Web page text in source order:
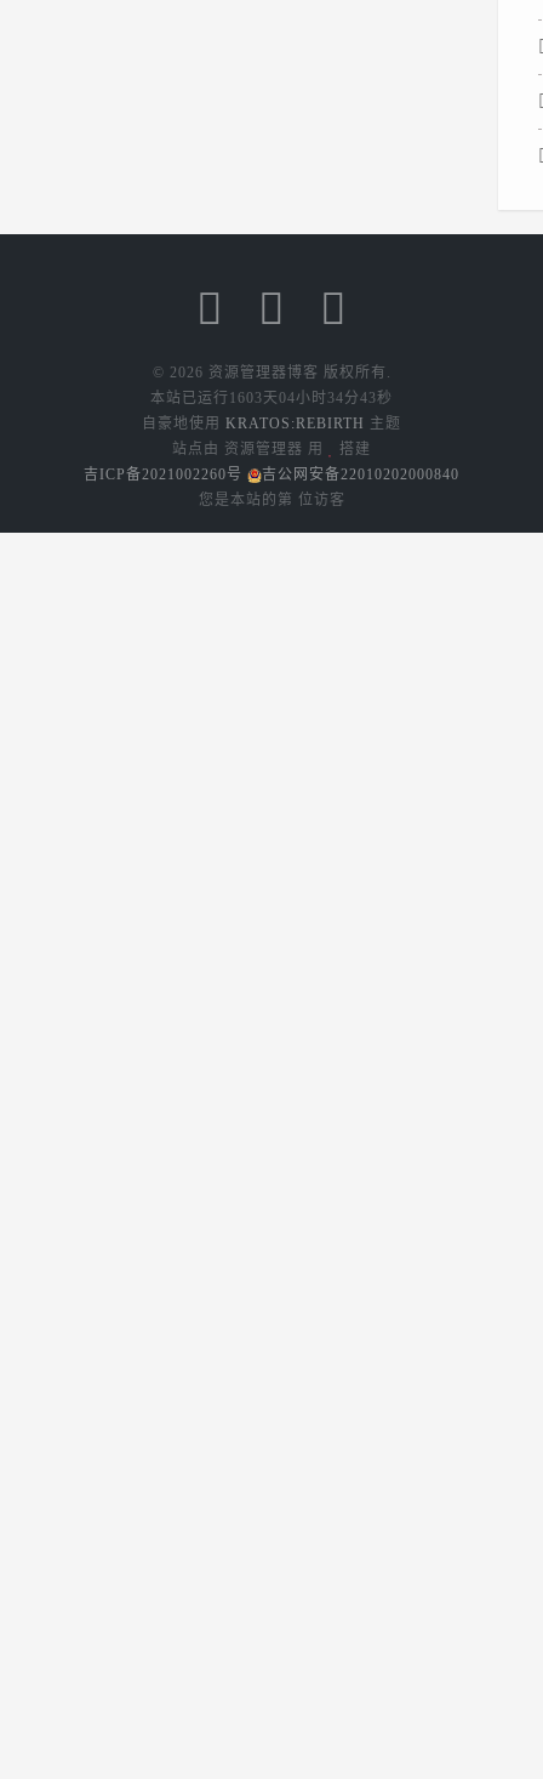
© 2026 资源管理器博客 版权所有.
本站已运行1603天04小时34分43秒
自豪地使用 KRATOS:REBIRTH 主题
站点由 资源管理器 用
搭建
吉ICP备2021002260号
吉公网安备22010202000840
您是本站的第 位访客